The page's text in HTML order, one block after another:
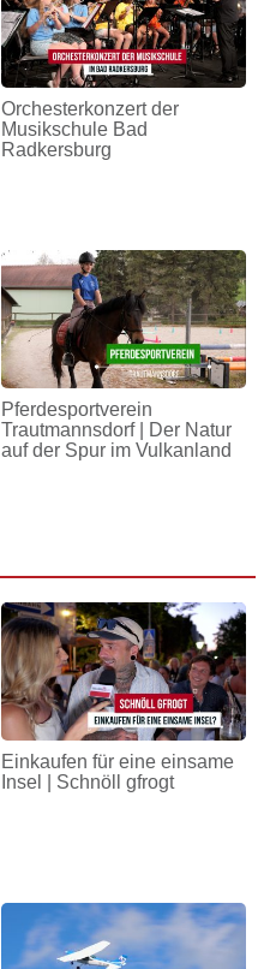
Orchesterkonzert der
Musikschule Bad
Radkersburg
Pferdesportverein
Trautmannsdorf | Der Natur
auf der Spur im Vulkanland
Einkaufen für eine einsame
Insel | Schnöll gfrogt